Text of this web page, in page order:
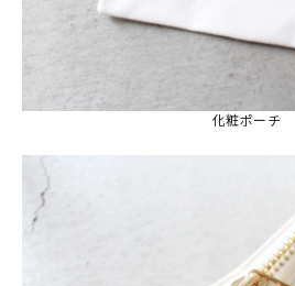
マイアカウント
カートを見る
よくある質問
お問い合わせ
化粧ポーチ